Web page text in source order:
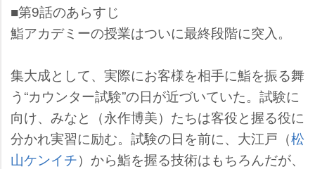
■第9話のあらすじ
鮨アカデミーの授業はついに最終段階に突入。
集大成として、実際にお客様を相手に鮨を振る舞
う“カウンター試験”の日が近づいていた。試験に
向け、みなと（永作博美）たちは客役と握る役に
分かれ実習に励む。試験の日を前に、大江戸（松
山ケンイチ）から鮨を握る技術はもちろんだが、